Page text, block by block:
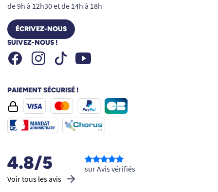
de 9h à 12h30 et de 14h à 18h
ÉCRIVEZ-NOUS
SUIVEZ-NOUS !
FacebookInstagramTiktok Youtube
PAIEMENT SÉCURISÉ !
4.8/5
Voir tous les avis
sur Avis vérifiés